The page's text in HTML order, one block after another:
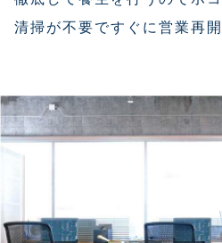
清掃が不要ですぐに営業再